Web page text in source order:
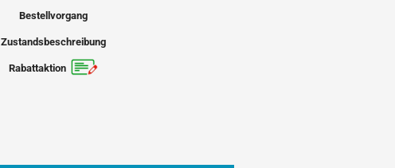
Bestellvorgang
Zustandsbeschreibung
Rabattaktion